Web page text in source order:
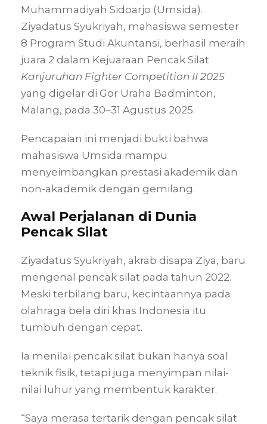
Muhammadiyah Sidoarjo (Umsida).
Ziyadatus Syukriyah, mahasiswa semester
8 Program Studi Akuntansi, berhasil meraih
juara 2 dalam Kejuaraan Pencak Silat
Kanjuruhan Fighter Competition II 2025
yang digelar di Gor Uraha Badminton,
Malang, pada 30–31 Agustus 2025.
Pencapaian ini menjadi bukti bahwa
mahasiswa Umsida mampu
menyeimbangkan prestasi akademik dan
non-akademik dengan gemilang.
Awal Perjalanan di Dunia
Pencak Silat
Ziyadatus Syukriyah, akrab disapa Ziya, baru
mengenal pencak silat pada tahun 2022.
Meski terbilang baru, kecintaannya pada
olahraga bela diri khas Indonesia itu
tumbuh dengan cepat.
Ia menilai pencak silat bukan hanya soal
teknik fisik, tetapi juga menyimpan nilai-
nilai luhur yang membentuk karakter.
“Saya merasa tertarik dengan pencak silat